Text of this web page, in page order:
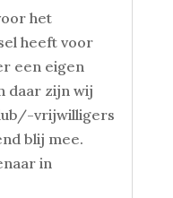
het
heeft voor
een eigen
daar zijn wij
vrijwilligers
blij mee.
in